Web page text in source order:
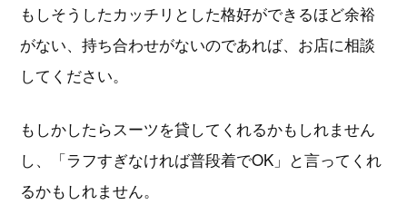
もしそうしたカッチリとした格好ができるほど余裕
がない、持ち合わせがないのであれば、お店に相談
してください。
もしかしたらスーツを貸してくれるかもしれません
し、「ラフすぎなければ普段着でOK」と言ってくれ
るかもしれません。